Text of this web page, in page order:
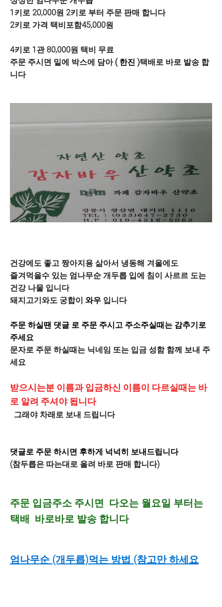
1키로 20,000원 2키로 부터 주문 판매 합니다
2키로 가격 택비포함45,000원
4키로 1관 80,000원 택비 무료
주문 주시면 밑에 박스에 담아 ( 한진 )택배로 바로 발송 합
니다
건강에도 좋고 짱아지용 삶아서 냉동해 겨울에도
즐겨먹을수 있는 엄나무순 개두릅 입에 침이 사르르 도는
건강 나물 입니다
돼지고기와도 궁합이 와우 입니다
주문 하실땐 댓글 로 주문 주시고 주소주실때는 감추기로
주세요
문자로 주문 하실때는 닉네임 또는 입금 성함 함께 보내 주
세요
받으시는분 이름과 입금하신 이름이 다르실때는 바
로 알려 주셔야 됩니다
그래야 차래로 보내 드립니다
댓글로 주문 하시면 후하게 넉넉히 보내드립니다
(참두릅은 따는대로 올려 바로 판매 합니다)
주문 입금주소 주시면 다오는 월요일 부터는
택배 바로바로 발송 합니다
엄나무순 (개두릅)먹는 방법 (참고만 하세요